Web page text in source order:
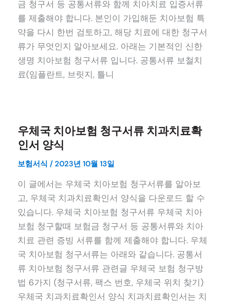
금 청구서 등 공통서류와 함께 치아치료 입증서류
를 제출해야 합니다. 본인이 가입해둔 치아보험 특
약을 다시 한번 검토하고, 해당 치료에 대한 청구서
류가 무엇인지 알아보세요. 아래는 기본적인 신한
생명 치아보험 청구서류 입니다. 공통서류 보철치
료(임플란트, 브릿지, 틀니
우체국 치아보험 청구서류 치과치료확
인서 양식
보험서식 / 2023년 10월 13일
이 글에서는 우체국 치아보험 청구서류를 알아보
고, 우체국 치과치료확인서 양식을 다운로드 할 수
있습니다. 우체국 치아보험 청구서류 우체국 치아
보험 청구할때 보험금 청구서 등 공통서류와 치아
치료 관련 증빙 서류를 함께 제출해야 합니다. 우체
국 치아보험 청구서류는 아래와 같습니다. 공통서
류 치아보험 청구서류 관련글 우체국 보험 청구방
법 6가지 (청구서류, 팩스 번호, 우체국 위치 찾기)
우체국 치과치료확인서 양식 치과치료확인서는 치